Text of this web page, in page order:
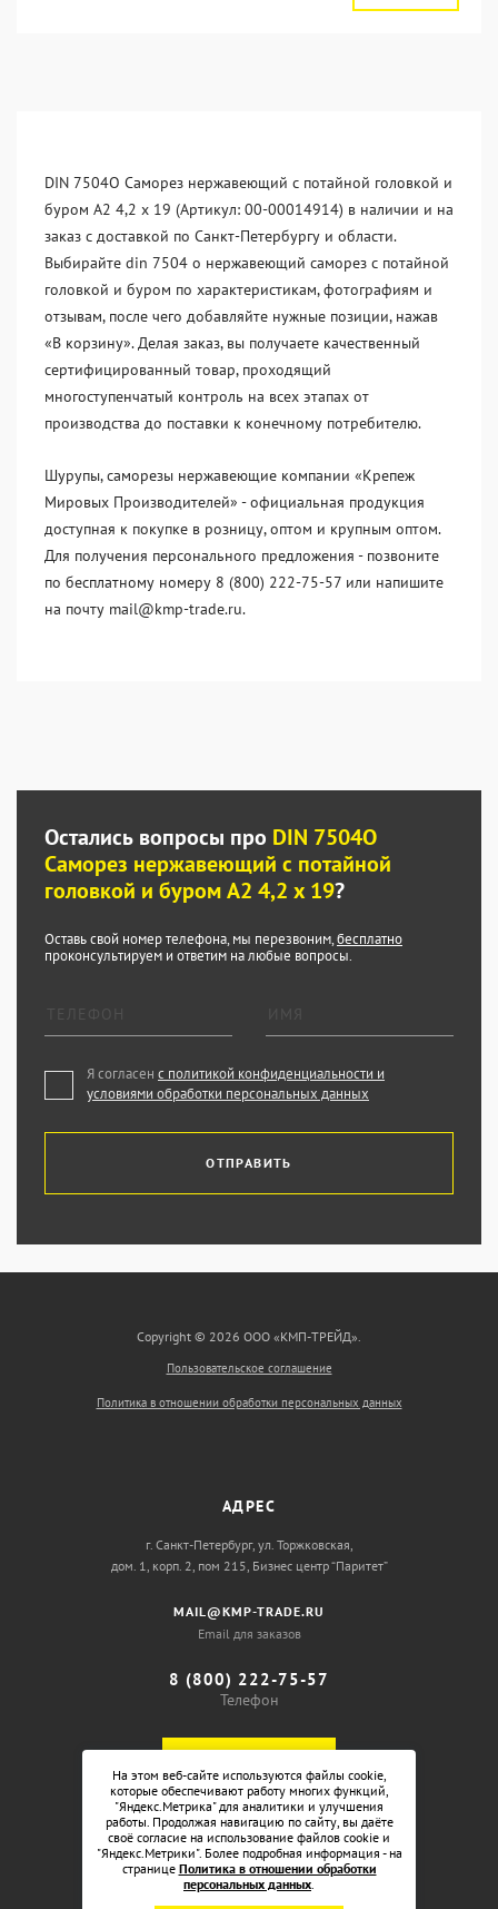
DIN 7504O Саморез нержавеющий с потайной головкой и
буром А2 4,2 x 19 (Артикул: 00-00014914) в наличии и на
заказ с доставкой по Санкт-Петербургу и области.
Выбирайте din 7504 o нержавеющий саморез с потайной
головкой и буром по характеристикам, фотографиям и
отзывам, после чего добавляйте нужные позиции, нажав
«В корзину». Делая заказ, вы получаете качественный
сертифицированный товар, проходящий
многоступенчатый контроль на всех этапах от
производства до поставки к конечному потребителю.
Шурупы, саморезы нержавеющие компании «Крепеж
Мировых Производителей» - официальная продукция
доступная к покупке в розницу, оптом и крупным оптом.
Для получения персонального предложения - позвоните
по бесплатному номеру 8 (800) 222-75-57 или напишите
на почту mail@kmp-trade.ru.
Остались вопросы про DIN 7504O
Саморез нержавеющий с потайной
головкой и буром А2 4,2 x 19?
Оставь свой номер телефона, мы перезвоним,бесплатно
проконсультируем и ответим на любые вопросы.
Я согласен с политикой конфиденциальности и
условиями обработки персональных данных
ОТПРАВИТЬ
Copyright © 2026 ООО «КМП-ТРЕЙД».
Пользовательское соглашение
Политика в отношении обработки персональных данных
АДРЕС
г. Санкт-Петербург, ул. Торжковская,
дом. 1, корп. 2, пом 215, Бизнес центр “Паритет”
MAIL@KMP-TRADE.RU
Email для заказов
8 (800) 222-75-57
Телефон
На этом веб-сайте используются файлы cookie,
которые обеспечивают работу многих функций,
"Яндекс.Метрика" для аналитики и улучшения
работы. Продолжая навигацию по сайту, вы даёте
своё согласие на использование файлов cookie и
"Яндекс.Метрики". Более подробная информация - на
странице Политика в отношении обработки
персональных данных.